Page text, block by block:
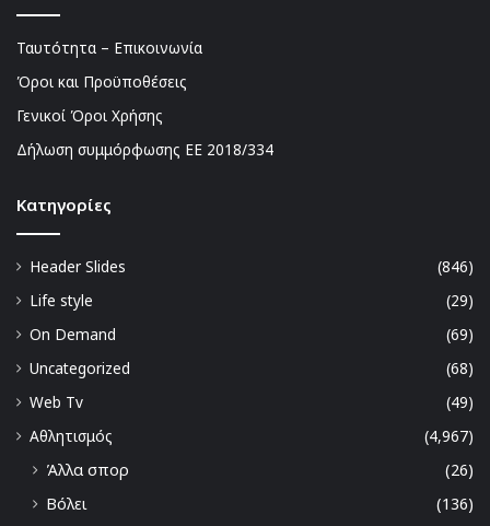
Ταυτότητα – Επικοινωνία
Όροι και Προϋποθέσεις
Γενικοί Όροι Χρήσης
Δήλωση συμμόρφωσης ΕΕ 2018/334
Kατηγορίες
Header Slides
(846)
Life style
(29)
On Demand
(69)
Uncategorized
(68)
Web Tv
(49)
Αθλητισμός
(4,967)
Άλλα σπορ
(26)
Βόλει
(136)